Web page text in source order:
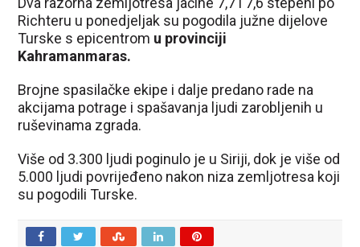
Richteru u ponedjeljak su pogodila južne dijelove
Turske s epicentrom u provinciji
Kahramanmaras.
Brojne spasilačke ekipe i dalje predano rade na
akcijama potrage i spašavanja ljudi zarobljenih u
ruševinama zgrada.
Više od 3.300 ljudi poginulo je u Siriji, dok je više od
5.000 ljudi povrijeđeno nakon niza zemljotresa koji
su pogodili Turske.